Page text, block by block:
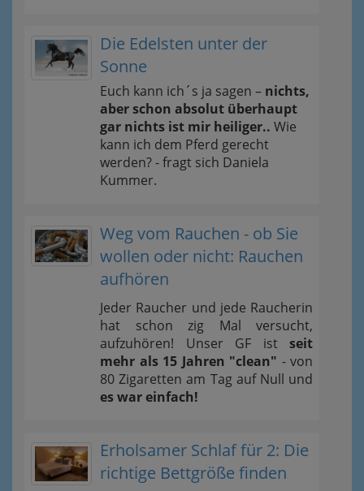
Die Edelsten unter der
Sonne
Euch kann ich´s ja sagen – nichts,
aber schon absolut überhaupt
gar nichts ist mir heiliger.. Wie
kann ich dem Pferd gerecht
werden? - fragt sich Daniela
Kummer.
Weg vom Rauchen - ob Sie
wollen oder nicht: Rauchen
aufhören
Jeder Raucher und jede Raucherin
hat schon zig Mal versucht,
aufzuhören! Unser GF ist seit
mehr als 15 Jahren "clean" - von
80 Zigaretten am Tag auf Null und
es war einfach!
Erholsamer Schlaf für 2: Die
richtige Bettgröße finden